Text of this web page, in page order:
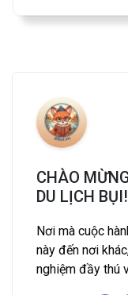
CHÀO
DU LỊCH BỤI!
Nơi mà cuộc
này đến nơi
nghiệm đầy thú